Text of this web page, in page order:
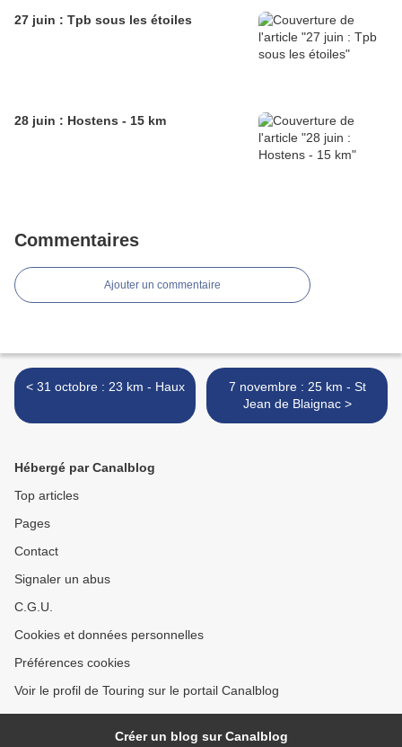
27 juin : Tpb sous les étoiles
28 juin : Hostens - 15 km
Commentaires
Ajouter un commentaire
< 31 octobre : 23 km - Haux
7 novembre : 25 km - St
Jean de Blaignac >
Hébergé par Canalblog
Top articles
Pages
Contact
Signaler un abus
C.G.U.
Cookies et données personnelles
Préférences cookies
Voir le profil de Touring sur le portail Canalblog
Créer un blog sur Canalblog